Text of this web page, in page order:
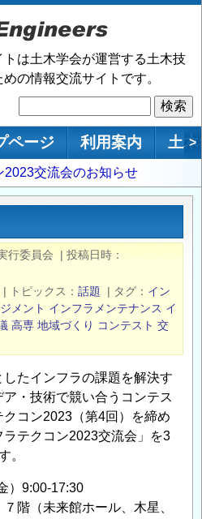
トは土木学会が運営する土木技
の情報交流サイトです。
索
ページ 利用案内 土 >
2023交流会のお知らせ
行委員会 | 投稿日時
| トピックス 話題 | タグ
イン
メント インフラメンテナンス イ
高専 地域づくり コンテスト 交
たインフラの課題を解決す
ア・技術で競い合うコンテス
クコン2023（第4回）を締め
ラテクコン2023交流会」を3
。
）9:00-17:30
階（未来館ホール、木星、